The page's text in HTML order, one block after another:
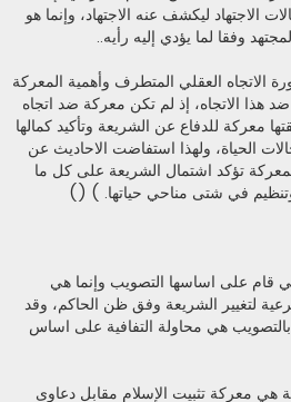
ليكشف عنه الاجتهاد، وإنما هو
وفقا لما يؤدي إليه رأيه..
العقلي المتطرف وأهمية المعركة
هذا الاتجاه، إذ لم تكن معركة ضد اتجاه
للدفاع عن الشريعة وتأكيد كمالها
الحياة، ولهذا استفاضت الاحاديث عن
تؤكد اشتمال الشريعة على كل ما
وتنظيم في شتى مناحي حياتها. ) ()
قام على اساسها التصويب وإنما هي
لتغيير الشريعة وفق ظن الحاكم، وقد
هي محاولة التفافية على اساس
معركة تثبيت الإسلام مقابل دعاوى